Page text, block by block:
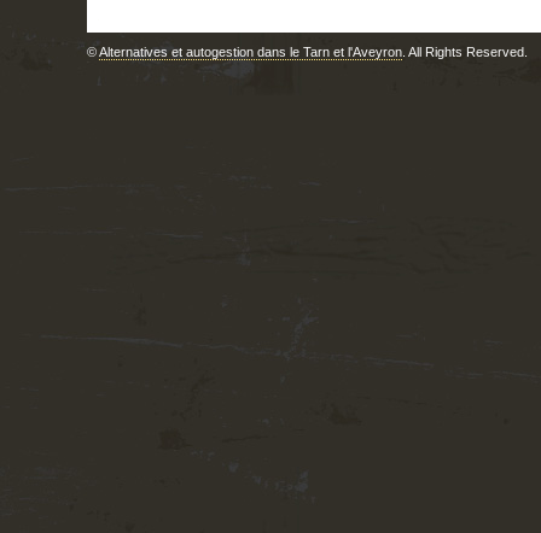
©Alternatives et autogestion dans le Tarn et l'Aveyron. All Rights Reserved.